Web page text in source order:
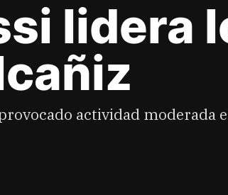
lidera
actividad moderada